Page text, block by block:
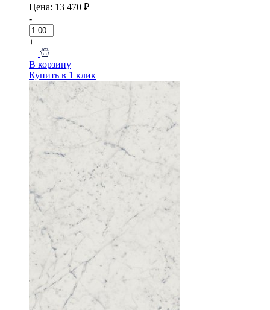
Цена: 13 470 ₽
-
+
В корзину
Купить в 1 клик